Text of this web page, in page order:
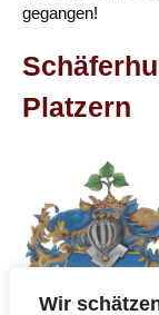
Wir
gegangen!
Platzern